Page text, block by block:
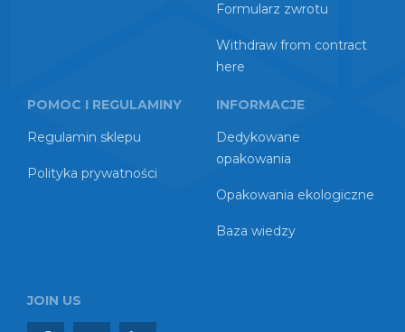
Formularz zwrotu
Withdraw from contract
here
POMOC I REGULAMINY
Regulamin sklepu
Polityka prywatności
INFORMACJE
Dedykowane
opakowania
Opakowania ekologiczne
Baza wiedzy
JOIN US